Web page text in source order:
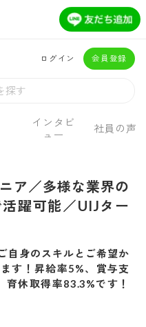
ログイン 会員登録
探す
インタビ
ュー
社員の声
ア／多様な業界の
躍可能／UIJター
自身のスキルとご希望か
す！昇給率5%、賞与支
休取得率83.3%です！